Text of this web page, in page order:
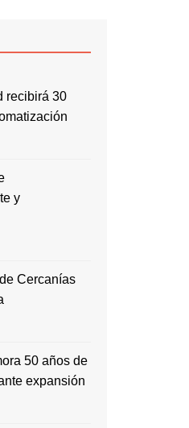
recibirá 30
y
Cercanías
50 años de
expansión